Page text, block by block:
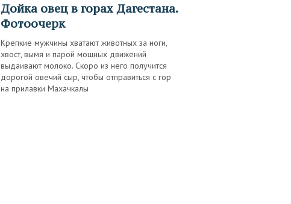
Дойка овец в горах Дагестана.
Фотоочерк
Крепкие мужчины хватают животных за ноги,
хвост, вымя и парой мощных движений
выдаивают молоко. Скоро из него получится
дорогой овечий сыр, чтобы отправиться с гор
на прилавки Махачкалы